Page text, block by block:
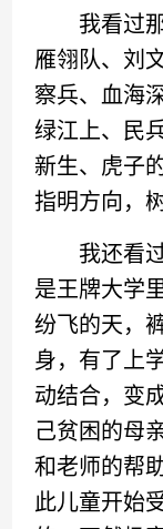
我看过那
雁翎队、刘
察兵、血海
绿江上、民
新生、虎子
指明方向，
我还看过
是王牌大学
纷飞的天，
身，有了上
动结合，变
己贫困的母
和老师的帮
此儿童开始